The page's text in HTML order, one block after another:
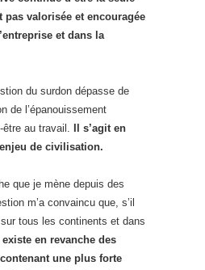
valorisée et encouragée
et dans la
du surdon dépasse de
de l’épanouissement
être au travail. Il s’agit en
de civilisation.
que je mène depuis des
m’a convaincu que, s’il
tous les continents et dans
en revanche des
une plus forte